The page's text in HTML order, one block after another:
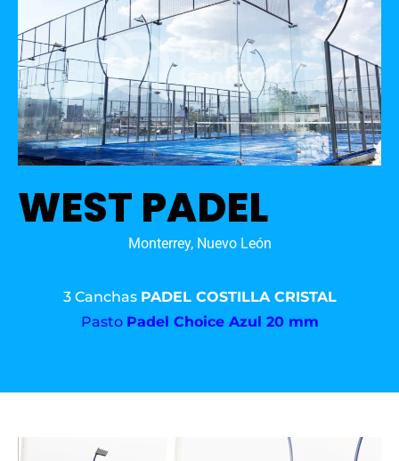
WEST PADEL
Monterrey, Nuevo León
3 Canchas PADEL COSTILLA CRISTAL
Pasto Padel Choice Azul 20 mm